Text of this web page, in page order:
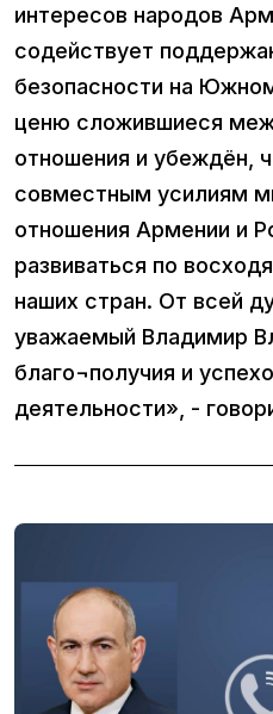
интересов народов
содействует
безопасности на
ценю сложившиеся
отношения и убеждён,
совместным усилиям
отношения Армении и
развиваться по
наших стран. От всей
уважаемый Владимир
благо¬получия и
деятельности», -